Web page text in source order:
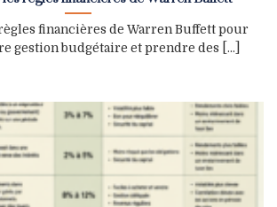
financières de Warren Buffett pour
gestion budgétaire et prendre des [...]